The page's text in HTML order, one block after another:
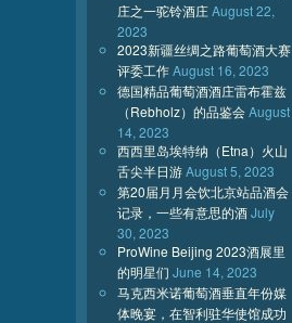
庄之一驼铃酒庄August 22,
2023
2023新疆丝绸之路葡萄酒大赛
评委工作August 16, 2023
德国精品葡萄酒酒庄雷布霍兹
（Rebholz）的品鉴会August
14, 2023
西西里岛埃特纳（Etna）火山
舌尖半日游August 5, 2023
第20届月月会饮北京站品酒会
记录，一些有意思的酒July
30, 2023
ProWine Beijing 2023酒展里
的明星们 June 14, 2023
马克西米诺葡萄酒垂直年份媒
体晚宴，在智利驻华使馆成功